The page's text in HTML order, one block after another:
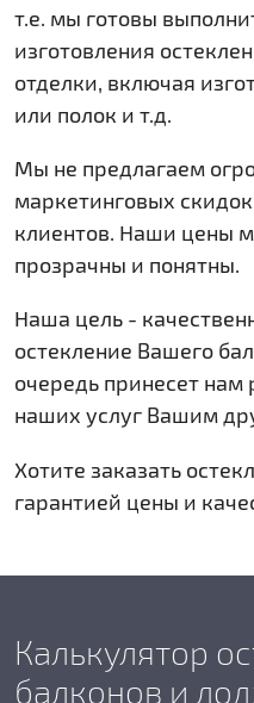
т.е. мы готовы
изготовления
отделки, включая
или полок и т.д.
Мы не предлагаем
маркетинговых
клиентов. Наши цены
прозрачны и понятны.
Наша цель -
остекление Вашего
очередь принесет
наших услуг Вашим
Хотите заказать
гарантией цены и
Калькулятор
балконов и